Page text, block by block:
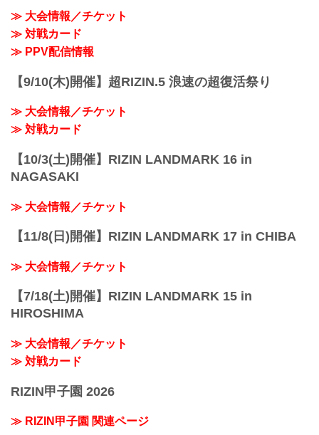
2021年11月20日（土）12:30開場 / 14:00
≫ 大会情報／チケット
≫ 対戦カード
≫ PPV配信情報
【9/10(木)開催】超RIZIN.5 浪速の超復活祭り
≫ 大会情報／チケット
≫ 対戦カード
【10/3(土)開催】RIZIN LANDMARK 16 in
NAGASAKI
≫ 大会情報／チケット
【11/8(日)開催】RIZIN LANDMARK 17 in CHIBA
≫ 大会情報／チケット
【7/18(土)開催】RIZIN LANDMARK 15 in
HIROSHIMA
≫ 大会情報／チケット
≫ 対戦カード
RIZIN甲子園 2026
≫ RIZIN甲子園 関連ページ